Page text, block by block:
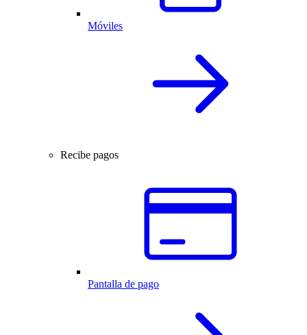
Móviles
Recibe pagos
Pantalla de pago